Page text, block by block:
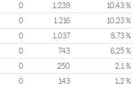
0 1.239 10,43 %
0 1.216 10,23 %
0 1.037 8,73 %
0 743 6,25 %
0 250 2,1 %
0 143 1,2 %